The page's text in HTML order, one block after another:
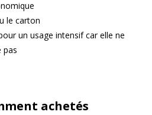
le carton
un usage intensif car elle ne
pas
achetés